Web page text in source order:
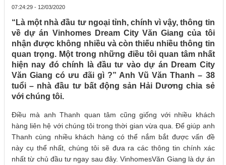
07:24:29 - 12/03/2020
“Là một nhà đầu tư ngoại tỉnh, chính vì vậy, thông tin
về dự án Vinhomes Dream City Văn Giang của tôi
nhận được không nhiều và còn thiếu nhiều thông tin
quan trọng. Một trong những điều tôi quan tâm nhất
hiện nay đó chính là đầu tư vào dự án Dream City
Văn Giang có ưu đãi gì ?” Anh Vũ Văn Thanh – 38
tuổi – nhà đầu tư bất động sản Hải Dương chia sẻ
với chúng tôi.
Điều mà anh Thanh quan tâm cũng giống với nhiều khách
hàng liên hệ với chúng tôi trong thời gian vừa qua. Để giúp anh
Thanh cùng nhiều khách hàng có thể nắm bắt được vấn đề
này cụ thể nhất, chúng tôi sẽ đưa ra các thông tin chính xác
nhất từ chủ đầu tư ngay sau đây. VinhomesVăn Giang là dự án